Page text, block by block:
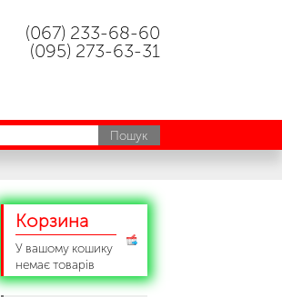
(067) 233-68-60
(095) 273-63-31
Корзина
У вашому кошику
немає товарів